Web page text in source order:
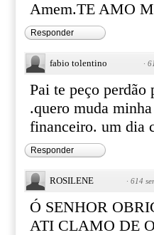
Amem.TE AMO
Responder
fabio tolentino ·
Pai te peço perdão
.quero muda
financeiro. um dia
Responder
ROSILENE · 614
Ó SENHOR
ATI CLAMO DE